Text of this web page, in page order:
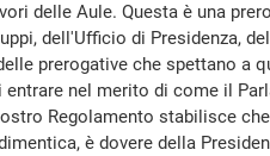
delle Aule. Questa è una
dell'Ufficio di Presidenza,
prerogative che spettano a
nel merito di come il
Regolamento stabilisce
è dovere della